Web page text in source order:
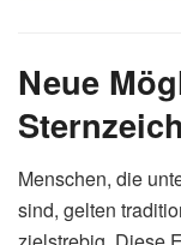
Neue
Menschen, die
sind, gelten